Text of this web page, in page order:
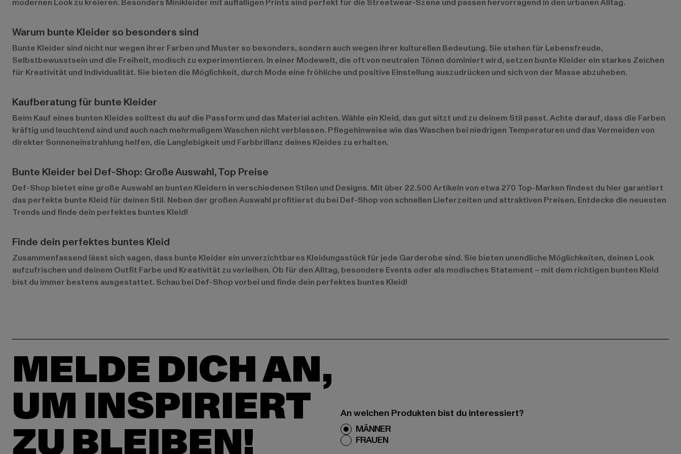
modernen Look zu kreieren. Besonders Minikleider mit auffälligen Prints sind perfekt für die Streetwear-Szene und passen hervorragend in den urbanen Alltag.
Warum bunte Kleider so besonders sind
Bunte Kleider sind nicht nur wegen ihrer Farben und Muster so besonders, sondern auch wegen ihrer kulturellen Bedeutung. Sie stehen für Lebensfreude,
Selbstbewusstsein und die Freiheit, modisch zu experimentieren. In einer Modewelt, die oft von neutralen Tönen dominiert wird, setzen bunte Kleider ein starkes Zeichen
für Kreativität und Individualität. Sie bieten die Möglichkeit, durch Mode eine fröhliche und positive Einstellung auszudrücken und sich von der Masse abzuheben.
Kaufberatung für bunte Kleider
Beim Kauf eines bunten Kleides solltest du auf die Passform und das Material achten. Wähle ein Kleid, das gut sitzt und zu deinem Stil passt. Achte darauf, dass die Farben
kräftig und leuchtend sind und auch nach mehrmaligem Waschen nicht verblassen. Pflegehinweise wie das Waschen bei niedrigen Temperaturen und das Vermeiden von
direkter Sonneneinstrahlung helfen, die Langlebigkeit und Farbbrillanz deines Kleides zu erhalten.
Bunte Kleider bei Def-Shop: Große Auswahl, Top Preise
Def-Shop bietet eine große Auswahl an bunten Kleidern in verschiedenen Stilen und Designs. Mit über 22.500 Artikeln von etwa 270 Top-Marken findest du hier garantiert
das perfekte bunte Kleid für deinen Stil. Neben der großen Auswahl profitierst du bei Def-Shop von schnellen Lieferzeiten und attraktiven Preisen. Entdecke die neuesten
Trends und finde dein perfektes buntes Kleid!
Finde dein perfektes buntes Kleid
Zusammenfassend lässt sich sagen, dass bunte Kleider ein unverzichtbares Kleidungsstück für jede Garderobe sind. Sie bieten unendliche Möglichkeiten, deinen Look
aufzufrischen und deinem Outfit Farbe und Kreativität zu verleihen. Ob für den Alltag, besondere Events oder als modisches Statement – mit dem richtigen bunten Kleid
bist du immer bestens ausgestattet. Schau bei Def-Shop vorbei und finde dein perfektes buntes Kleid!
MELDE DICH AN,
UM INSPIRIERT
ZU BLEIBEN!
An welchen Produkten bist du interessiert?
MÄNNER
FRAUEN